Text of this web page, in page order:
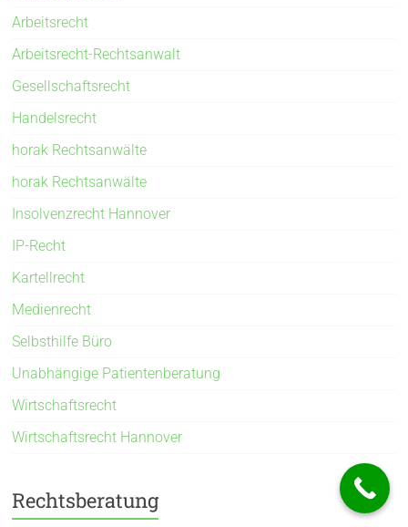
Arbeitsrecht
Arbeitsrecht-Rechtsanwalt
Gesellschaftsrecht
Handelsrecht
horak Rechtsanwälte
horak Rechtsanwälte
Insolvenzrecht Hannover
IP-Recht
Kartellrecht
Medienrecht
Selbsthilfe Büro
Unabhängige Patientenberatung
Wirtschaftsrecht
Wirtschaftsrecht Hannover
Rechtsberatung